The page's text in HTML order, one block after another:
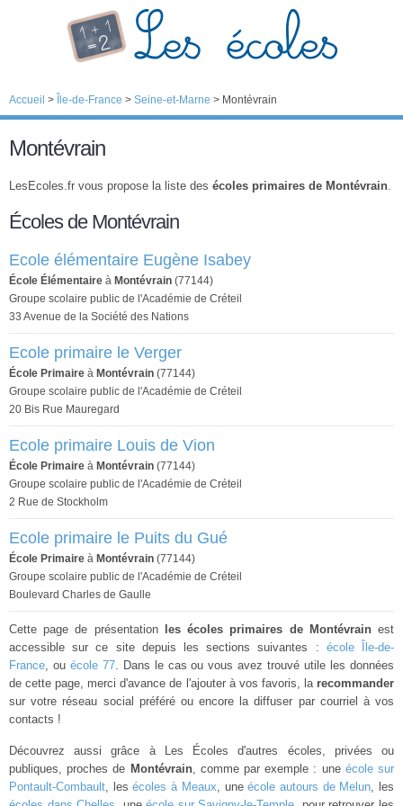
Accueil > Île-de-France > Seine-et-Marne > Montévrain
Montévrain
LesEcoles.fr vous propose la liste des écoles primaires de Montévrain.
Écoles de Montévrain
Ecole élémentaire Eugène Isabey
École Élémentaire à Montévrain (77144)
Groupe scolaire public de l'Académie de Créteil
33 Avenue de la Société des Nations
Ecole primaire le Verger
École Primaire à Montévrain (77144)
Groupe scolaire public de l'Académie de Créteil
20 Bis Rue Mauregard
Ecole primaire Louis de Vion
École Primaire à Montévrain (77144)
Groupe scolaire public de l'Académie de Créteil
2 Rue de Stockholm
Ecole primaire le Puits du Gué
École Primaire à Montévrain (77144)
Groupe scolaire public de l'Académie de Créteil
Boulevard Charles de Gaulle
Cette page de présentation les écoles primaires de Montévrainest
accessible sur ce site depuis les sections suivantes : école Île-de-
France, ou école 77. Dans le cas ou vous avez trouvé utile les données
de cette page, merci d'avance de l'ajouter à vos favoris, la recommander
sur votre réseau social préféré ou encore la diffuser par courriel à vos
contacts !
Découvrez aussi grâce à Les Écoles d'autres écoles, privées ou
publiques, proches de Montévrain, comme par exemple : une école sur
Pontault-Combault, lesécoles à Meaux, uneécole autours de Melun, les